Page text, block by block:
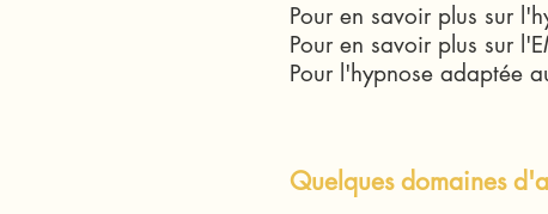
Pour en savoir plus sur
Pour en savoir plus sur
Pour l'hypnose adaptée
Quelques domaines